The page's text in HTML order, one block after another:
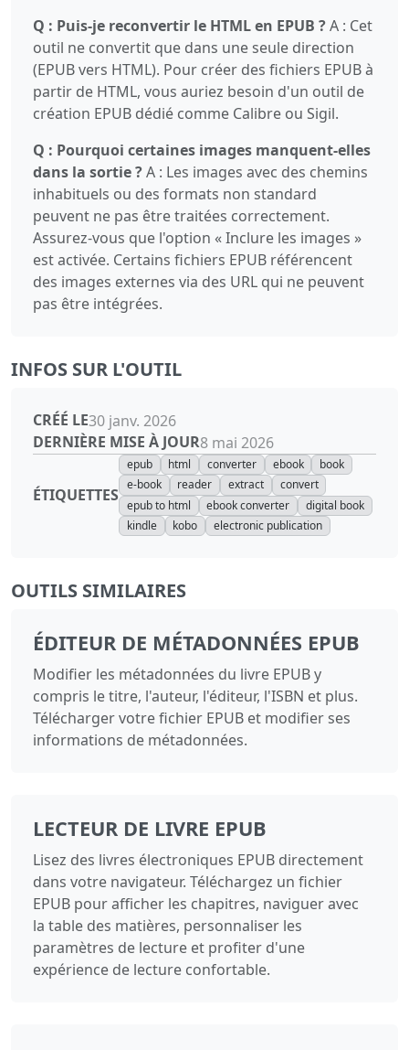
Q : Puis-je reconvertir le HTML en EPUB ?A : Cet
outil ne convertit que dans une seule direction
(EPUB vers HTML). Pour créer des fichiers EPUB à
partir de HTML, vous auriez besoin d'un outil de
création EPUB dédié comme Calibre ou Sigil.
Q : Pourquoi certaines images manquent-elles
dans la sortie ?A : Les images avec des chemins
inhabituels ou des formats non standard
peuvent ne pas être traitées correctement.
Assurez-vous que l'option « Inclure les images »
est activée. Certains fichiers EPUB référencent
des images externes via des URL qui ne peuvent
pas être intégrées.
INFOS SUR L'OUTIL
CRÉÉ LE30 janv. 2026
DERNIÈRE MISE À JOUR8 mai 2026
ÉTIQUETTES
epub html converter ebook
book
e-book
reader extract
convert
epub to html
ebook converter
digital book
kindle
kobo electronic publication
OUTILS SIMILAIRES
ÉDITEUR DE MÉTADONNÉES EPUB
Modifier les métadonnées du livre EPUB y
compris le titre, l'auteur, l'éditeur, l'ISBN et plus.
Télécharger votre fichier EPUB et modifier ses
informations de métadonnées.
LECTEUR DE LIVRE EPUB
Lisez des livres électroniques EPUB directement
dans votre navigateur. Téléchargez un fichier
EPUB pour afficher les chapitres, naviguer avec
la table des matières, personnaliser les
paramètres de lecture et profiter d'une
expérience de lecture confortable.